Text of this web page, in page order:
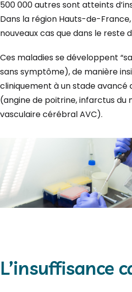
500 000 autres sont atteints
Dans la région Hauts-de-France,
nouveaux cas que dans le reste
Ces maladies se développent
sans symptôme), de manière
cliniquement à un stade avancé
(angine de poitrine, infarctus du
vasculaire cérébral AVC).
L’insuffisance